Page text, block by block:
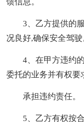
3、乙方提供的
况良好,确保安全驾驶
4、在甲方违约
委托的业务并有权要
承担违约责任。
5、乙方有权按